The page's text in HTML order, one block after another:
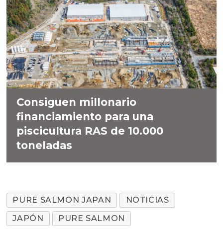
Consiguen millonario
financiamiento para una
piscicultura RAS de 10.000
toneladas
PURE SALMON JAPAN
NOTICIAS
JAPÓN
PURE SALMON